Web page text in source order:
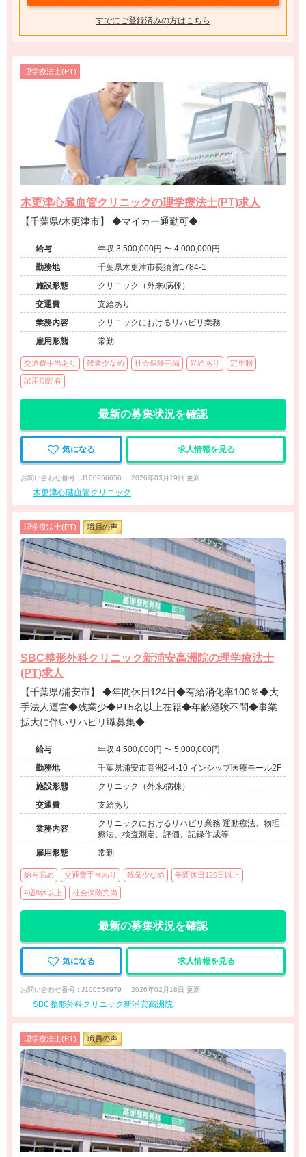
すでにご登録済みの方はこちら
理学療法士(PT)
木更津心臓血管クリニックの理学療法士(PT)求人
【千葉県/木更津市】 ◆マイカー通勤可◆
給与
年収 3,500,000円 〜 4,000,000円
勤務地
千葉県木更津市長須賀1784-1
施設形態
クリニック（外来/病棟）
交通費
支給あり
業務内容
クリニックにおけるリハビリ業務
雇用形態
常勤
交通費手当あり 残業少なめ 社会保険完備 昇給あり 定年制
試用期間有
最新の募集状況を確認
気になる 求人情報を見る
お問い合わせ番号 : J100966656 2026年03月19日 更新
木更津心臓血管クリニック
理学療法士(PT) 職員の声
SBC整形外科クリニック新浦安高洲院の理学療法士
(PT)求人
【千葉県/浦安市】 ◆年間休日124日◆有給消化率100％◆大
手法人運営◆残業少◆PT5名以上在籍◆年齢経験不問◆事業
拡大に伴いリハビリ職募集◆
給与
年収 4,500,000円 〜 5,000,000円
勤務地
千葉県浦安市高洲2-4-10 インシップ医療モール2F
施設形態
クリニック（外来/病棟）
交通費
支給あり
業務内容
クリニックにおけるリハビリ業務 運動療法、物理
療法、検査測定、評価、記録作成等
雇用形態
常勤
給与高め 交通費手当あり 残業少なめ 年間休日120日以上
4週8休以上 社会保険完備
最新の募集状況を確認
気になる 求人情報を見る
お問い合わせ番号 : J100554979 2026年02月18日 更新
SBC整形外科クリニック新浦安高洲院
理学療法士(PT) 職員の声